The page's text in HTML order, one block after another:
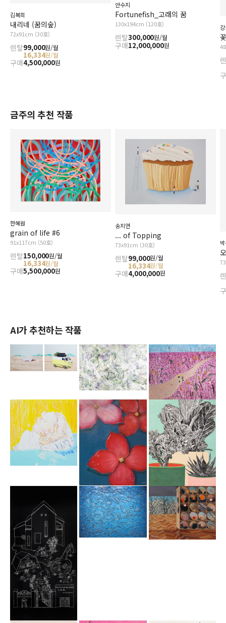
김복희
내리네 (꿈의숲)
72x91cm (30호)
렌탈99,000원/월
16,334원/월
구매4,500,000원
안수지
Fortunefish_고래의 꿈
130x194cm (120호)
렌탈300,000원/월
구매12,000,000원
금주의 추천 작품
한혜원
grain of life #6
91x117cm (50호)
렌탈150,000원/월
16,334원/월
구매5,500,000원
송지연
... of Topping
73x91cm (30호)
렌탈99,000원/월
16,334원/월
구매4,000,000원
AI가 추천하는 작품